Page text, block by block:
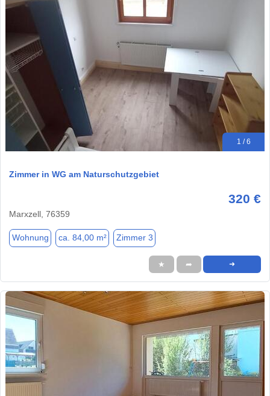
1 / 6
Zimmer in WG am Naturschutzgebiet
320 €
Marxzell, 76359
Wohnung ca. 84,00 m² Zimmer 3
★ ➦ ➜